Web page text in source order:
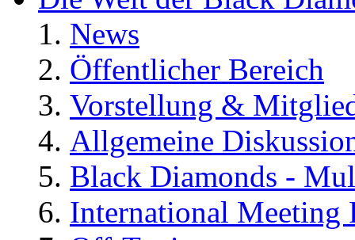
News
Öffentlicher Bereich
Vorstellung &
Allgemeine
Black Diamonds -
International Meeting